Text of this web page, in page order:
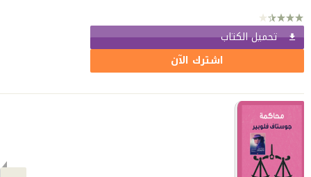
تحميل الكتاب
اشترك الآن